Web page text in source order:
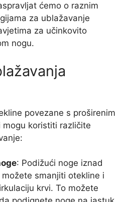
ćemo o raznim
za ublažavanje
za učinkovito
nogu.
povezane s proširenim
koristiti različite
: Podižući noge iznad
smanjiti otekline i
krvi. To možete